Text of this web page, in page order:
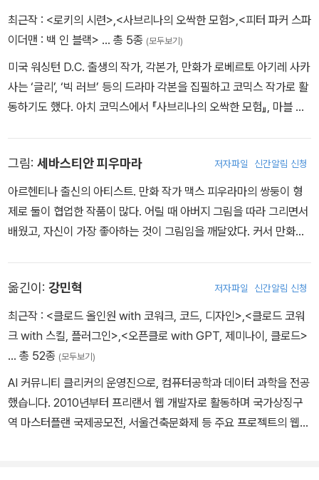
최근작 : <로키의 시련> <사브리나의 오싹한 모험> <피터 파커 스파
이더맨 : 백 인 블랙> … 총 5종 (모두보기)
미국 워싱턴 D.C. 출생의 작가, 각본가, 만화가 로베르토 아기레 사카
사는 ‘글리’, ‘빅 러브’ 등의 드라마 각본을 집필하고 코믹스 작가로 활
동하기도 했다. 아치 코믹스에서 『사브리나의 오싹한 모험』, 마블 코
그림: 세바스티안 피우마라 저자파일 신간알림 신청
아르헨티나 출신의 아티스트. 만화 작가 맥스 피우라마의 쌍둥이 형
제로 둘이 협업한 작품이 많다. 어릴 때 아버지 그림을 따라 그리면서
배웠고, 자신이 가장 좋아하는 것이 그림임을 깨달았다. 커서 만화가
가가 되기로 마음먹었다. 대표작으로 마블 코믹스 「엔더의 게임」 코믹
스 시리즈, 『로키의 시련』, 다크호스 코믹스의 「에이브 사피엔」 DC
샌드맨 유니버스의 「루시퍼」 등이 있다.
옮긴이: 강민혁 저자파일 신간알림 신청
최근작 : <클로드 올인원 with 코워크, 코드, 디자인> <클로드 코워
크 with 스킬, 플러그인> <오픈클로 with GPT, 제미나이, 클로드>
… 총 52종 (모두보기)
AI 커뮤니티 클리커의 운영진으로, 컴퓨터공학과 데이터 과학을 전공
했습니다. 2010년부터 프리랜서 웹 개발자로 활동하며 국가상징구
역 마스터플랜 국제공모전, 서울건축문화제 등 주요 프로젝트의 웹